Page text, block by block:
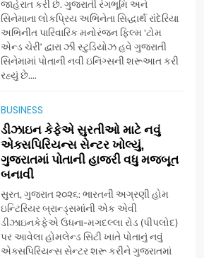
જાહેરાત કરી છે. ગુજરાતી રંગભૂમિ અને
સિનેમાના લોકપ્રિય અભિનેતા સિદ્ધાર્થ રાંદેરિયા
અભિનીત પારિવારિક મનોરંજન ફિલ્મ ‘ટોમ
એન્ડ ચેરી’ દ્વારા ઝી સ્ટુડિયોઝ હવે ગુજરાતી
સિનેમામાં પોતાની નવી ઇનિંગ્સની શરૂઆત કરી
રહ્યું છે....
BUSINESS
ડીઝાઇન કેફેએ સુરતીઓ માટે નવું
એક્સપિરિયન્સ સેન્ટર ખોલ્યું,
ગુજરાતમાં પોતાની હાજરી વધુ મજબૂત
બનાવી
સુરત, ગુજરાત ૨૦૨૬: ભારતની અગ્રણી હોમ
ઇન્ટિરિયર બ્રાન્ડ્સમાંની એક એવી
ડીઝાઇનકેફેએ ઉધના-મગદલ્લા રોડ (પીપલોદ)
પર આવેલા હોમલેન્ડ સિટી ખાતે પોતાનું નવું
એક્સપિરિયન્સ સેન્ટર શરૂ કરીને ગુજરાતમાં
ગુજરાતી OTT પ્લેટફોર્મ ‘જોજો’
(JOJO) નો વિશ્વભરમાં દબદબો
BUSINESS
અમદાવાદમાં યોજાયેલા ‘ઓકલ્ટ
ટેરોટ રીડર પુનિતજી લુલ્લા એ ટેરોટ
કાર્ડ રીડિંગ અંગે માહિતી આપી
AHMEDABAD
ગ્લોબલ એક્સેલન્સ ફોરમ દ્વારા
નેશનલ લીડરશિપ કોન્કલેવ તથા
ભારત સમ્માન ૨૦૨૬નો ભવ્ય અને
પ્રતિષ્ઠિત કાર્યક્રમ નવી દિલ્હીમાં
સફળતાપૂર્વક યોજાયો
BUSINESS